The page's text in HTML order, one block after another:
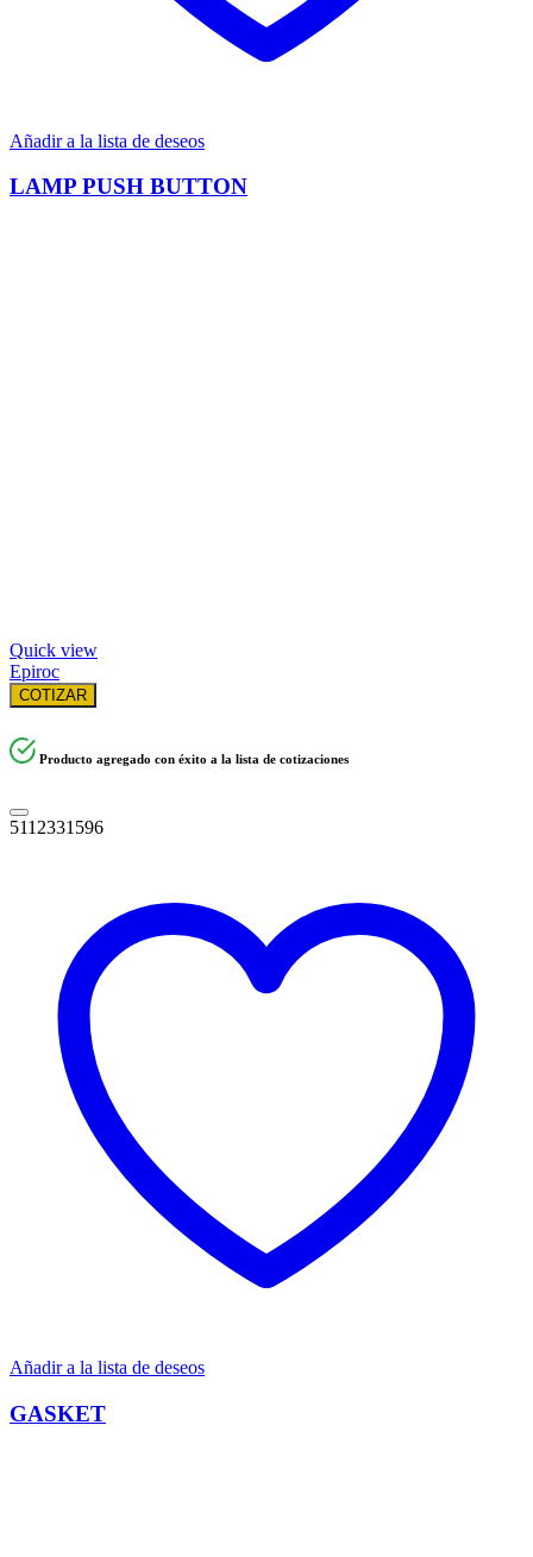
Añadir a la lista de deseos
LAMP PUSH BUTTON
Quick view
Epiroc
COTIZAR
Producto agregado con éxito a la lista de cotizaciones
5112331596
Añadir a la lista de deseos
GASKET